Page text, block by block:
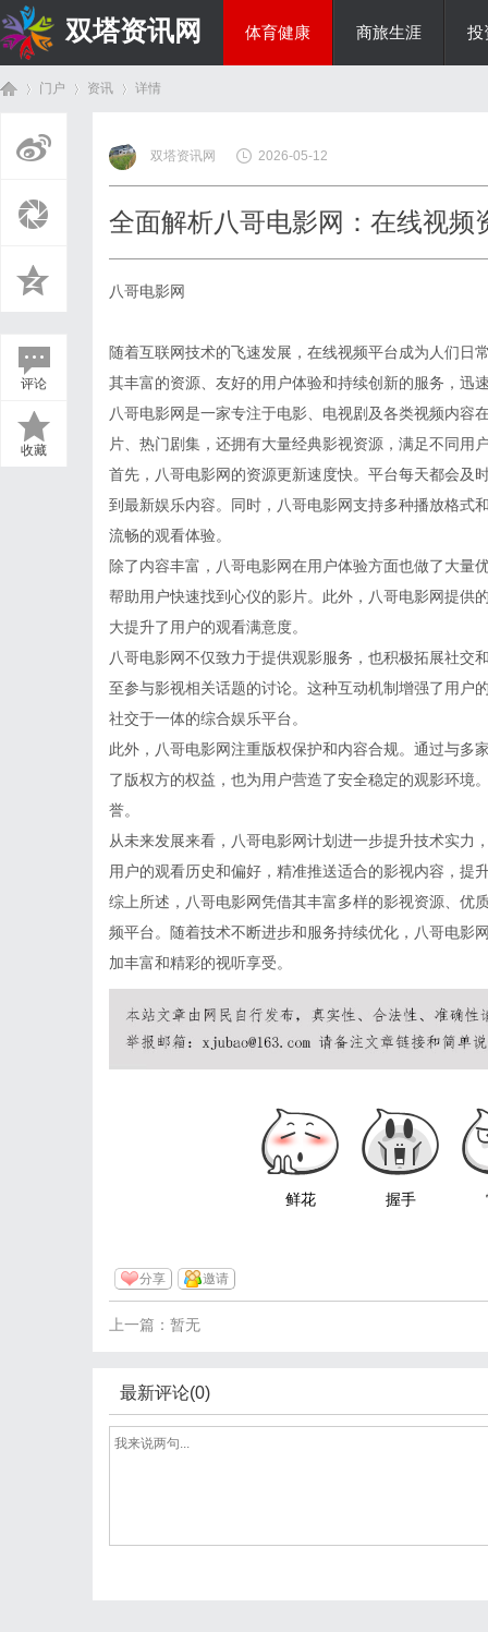
双塔资讯网 体育健康 商旅生涯 投
门户 资讯
›
详情
评论
收藏
双塔资讯网 2026-05-12
全面解析八哥电影网：在线视频
八哥电影网
随着互联网技术的飞速发展，在线视频平台成为人们日
其丰富的资源、友好的用户体验和持续创新的服务，迅
八哥电影网是一家专注于电影、电视剧及各类视频内容
片、热门剧集，还拥有大量经典影视资源，满足不同用
首先，八哥电影网的资源更新速度快。平台每天都会及
到最新娱乐内容。同时，八哥电影网支持多种播放格式
流畅的观看体验。
除了内容丰富，八哥电影网在用户体验方面也做了大量
帮助用户快速找到心仪的影片。此外，八哥电影网提供
大提升了用户的观看满意度。
八哥电影网不仅致力于提供观影服务，也积极拓展社交
至参与影视相关话题的讨论。这种互动机制增强了用户
社交于一体的综合娱乐平台。
此外，八哥电影网注重版权保护和内容合规。通过与多
了版权方的权益，也为用户营造了安全稳定的观影环境
誉。
从未来发展来看，八哥电影网计划进一步提升技术实力
用户的观看历史和偏好，精准推送适合的影视内容，提
综上所述，八哥电影网凭借其丰富多样的影视资源、优
频平台。随着技术不断进步和服务持续优化，八哥电影
加丰富和精彩的视听享受。
鲜花 握手
分享 邀请
上一篇：暂无
最新评论(0)